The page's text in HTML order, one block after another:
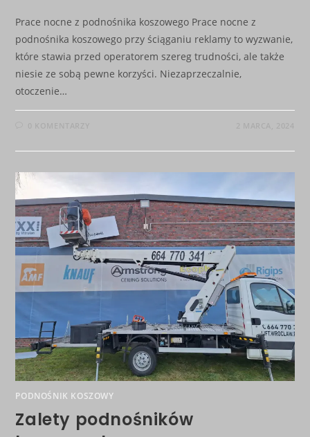
Prace nocne z podnośnika koszowego Prace nocne z
podnośnika koszowego przy ściąganiu reklamy to wyzwanie,
które stawia przed operatorem szereg trudności, ale także
niesie ze sobą pewne korzyści. Niezaprzeczalnie,
otoczenie…
PODNOŚNIK KOSZOWY
Zalety podnośników